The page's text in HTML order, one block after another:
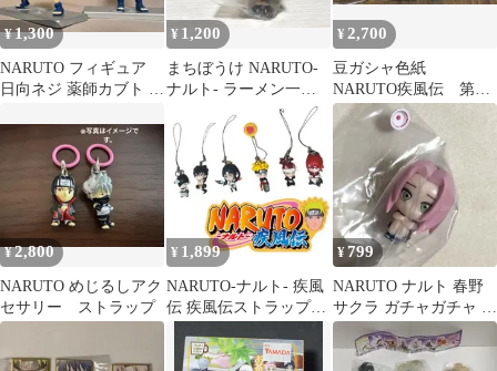
¥1,300
NARUTO フィギュア
日向ネジ 薬師カブト 2
¥ 1,200
まちぼうけ NARUTO-
ナルト- ラーメン一楽
の場合 第2弾 我愛羅
¥ 2,700
豆ガシャ色紙
NARUTO疾風伝 第四
弾 ７種セット
¥2,800
NARUTO めじるしアク
セサリー ストラップ
¥ 1,899
NARUTO-ナルト- 疾風
伝 疾風伝ストラップ7
¥799
NARUTO ナルト 春野
サクラ ガチャガチャ ラ
ーメン一楽まちぼうけ
シリーズ